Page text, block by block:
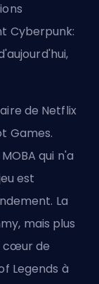
Cyberpunk:
de Netflix
Games.
qui n'a
est
La
mais plus
cœur de
Legends à